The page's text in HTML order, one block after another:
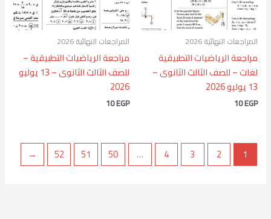
المراجعات النهائية 2026
مراجعة الرياضيات التطبيقية
لغات – للصف الثالث الثانوى –
13 يوليو 2026
10EGP
المراجعات النهائية 2026
مراجعة الرياضيات التطبيقية –
للصف الثالث الثانوى – 13 يوليو
2026
10EGP
1
2
3
4
…
50
51
52
←